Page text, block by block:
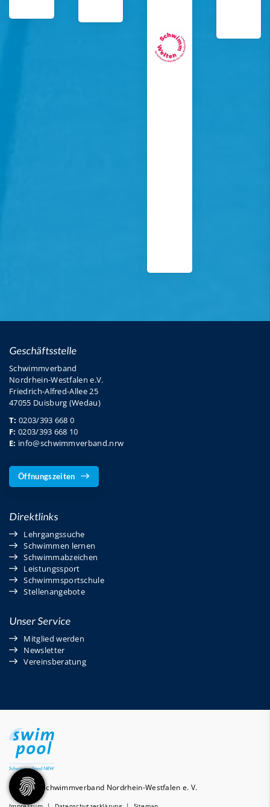
Geschäftsstelle
Schwimmverband
Nordrhein-Westfalen e.V.
Friedrich-Alfred-Allee 25
47055 Duisburg (Wedau)
T: 0203/393 668 0
F: 0203/393 668 10
E: info@schwimmverband.nrw
Öffnungszeiten
Direktlinks
Lehrgangssuche
Schwimmen lernen
Schwimmabzeichen
Leistungssport
Schwimmsportschule
Stellenangebote
Unser Service
Mitglied werden
Newsletter
Vereinsberatung
© 2026 - Schwimmverband Nordrhein-Westfalen e. V.